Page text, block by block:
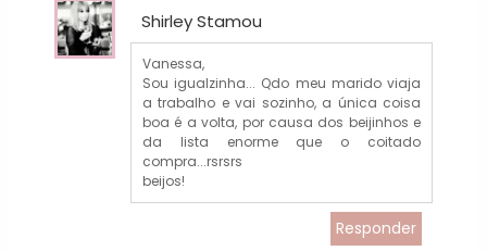
Shirley Stamou
Vanessa,
Sou igualzinha... Qdo meu marido viaja
a trabalho e vai sozinho, a única coisa
boa é a volta, por causa dos beijinhos e
da lista enorme que o coitado
compra...rsrsrs
beijos!
Responder